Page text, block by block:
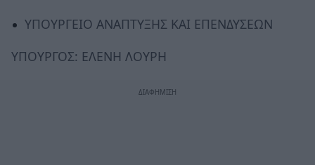
ΥΠΟΥΡΓΕΙΟ ΑΝΑΠΤΥΞΗΣ ΚΑΙ ΕΠΕΝΔΥΣΕΩΝ
ΥΠΟΥΡΓΟΣ: ΕΛΕΝΗ ΛΟΥΡΗ